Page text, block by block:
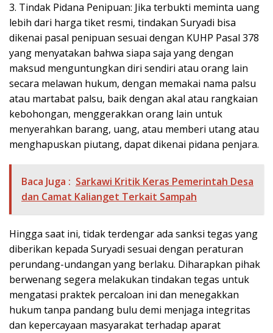
3. Tindak Pidana Penipuan: Jika terbukti meminta uang
lebih dari harga tiket resmi, tindakan Suryadi bisa
dikenai pasal penipuan sesuai dengan KUHP Pasal 378
yang menyatakan bahwa siapa saja yang dengan
maksud menguntungkan diri sendiri atau orang lain
secara melawan hukum, dengan memakai nama palsu
atau martabat palsu, baik dengan akal atau rangkaian
kebohongan, menggerakkan orang lain untuk
menyerahkan barang, uang, atau memberi utang atau
menghapuskan piutang, dapat dikenai pidana penjara.
Baca Juga : Sarkawi Kritik Keras Pemerintah Desa
dan Camat Kalianget Terkait Sampah
Hingga saat ini, tidak terdengar ada sanksi tegas yang
diberikan kepada Suryadi sesuai dengan peraturan
perundang-undangan yang berlaku. Diharapkan pihak
berwenang segera melakukan tindakan tegas untuk
mengatasi praktek percaloan ini dan menegakkan
hukum tanpa pandang bulu demi menjaga integritas
dan kepercayaan masyarakat terhadap aparat